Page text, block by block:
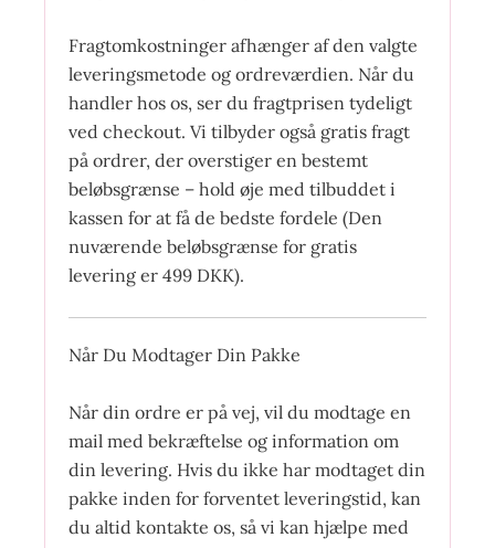
Fragtomkostninger afhænger af den valgte
leveringsmetode og ordreværdien. Når du
handler hos os, ser du fragtprisen tydeligt
ved checkout. Vi tilbyder også gratis fragt
på ordrer, der overstiger en bestemt
beløbsgrænse – hold øje med tilbuddet i
kassen for at få de bedste fordele (Den
nuværende beløbsgrænse for gratis
levering er 499 DKK).
Når Du Modtager Din Pakke
Når din ordre er på vej, vil du modtage en
mail med bekræftelse og information om
din levering. Hvis du ikke har modtaget din
pakke inden for forventet leveringstid, kan
du altid kontakte os, så vi kan hjælpe med